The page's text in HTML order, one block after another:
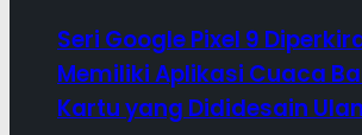
Seri Google Pixel 9
Memiliki Aplikasi Cuaca
Kartu yang Dididesain